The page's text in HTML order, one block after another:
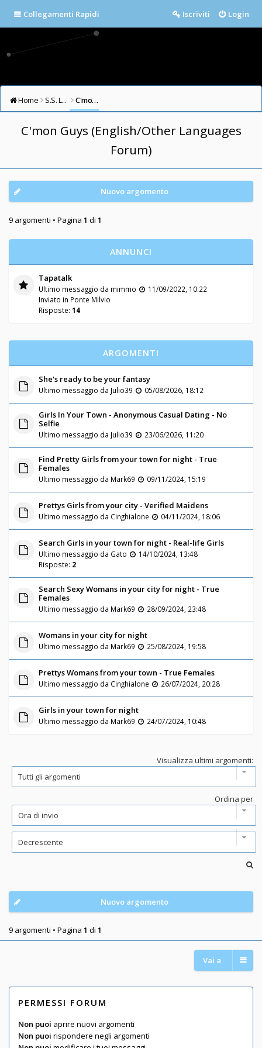
Collegamenti Rapidi Login
Iscriviti
Home S.S. LAZIO FORUM C'mon Guys (English/Other Languages Forum)
C'mon Guys (English/Other Languages
Forum)
Nuovo argomento
9 argomenti • Pagina 1 di 1
ANNUNCI
Tapatalk
Ultimo messaggio da mimmo
11/09/2022, 10:22
Inviato in Ponte Milvio
Risposte: 14
ARGOMENTI
She's ready to be your fantasy
Ultimo messaggio da Julio39 05/08/2026, 18:12
Girls In Your Town - Anonymous Casual Dating - No
Selfie
Ultimo messaggio da Julio39 23/06/2026, 11:20
Find Pretty Girls from your town for night - True
Females
Ultimo messaggio da Mark69 09/11/2024, 15:19
Prettys Girls from your city - Verified Maidens
Ultimo messaggio da Cinghialone 04/11/2024, 18:06
Search Girls in your town for night - Real-life Girls
Ultimo messaggio da Gato
14/10/2024, 13:48
Risposte: 2
Search Sexy Womans in your city for night - True
Females
Ultimo messaggio da Mark69 28/09/2024, 23:48
Womans in your city for night
Ultimo messaggio da Mark69 25/08/2024, 19:58
Prettys Womans from your town - True Females
Ultimo messaggio da Cinghialone 26/07/2024, 20:28
Girls in your town for night
Ultimo messaggio da Mark69 24/07/2024, 10:48
Visualizza ultimi argomenti:
Ordina per
Nuovo argomento
9 argomenti • Pagina 1 di 1
Vai a
PERMESSI FORUM
Non puoi aprire nuovi argomenti
Non puoi rispondere negli argomenti